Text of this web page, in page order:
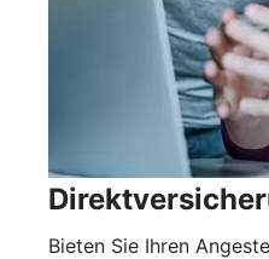
Bieten Sie Ihren